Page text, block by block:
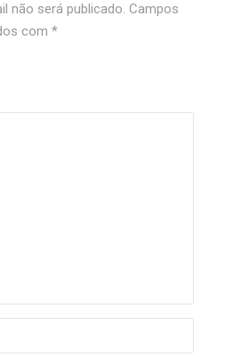
não será publicado. Campos
com *